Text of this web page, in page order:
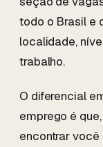
todo o Brasil e
localidade,
trabalho.
O diferencial
emprego é
encontrar